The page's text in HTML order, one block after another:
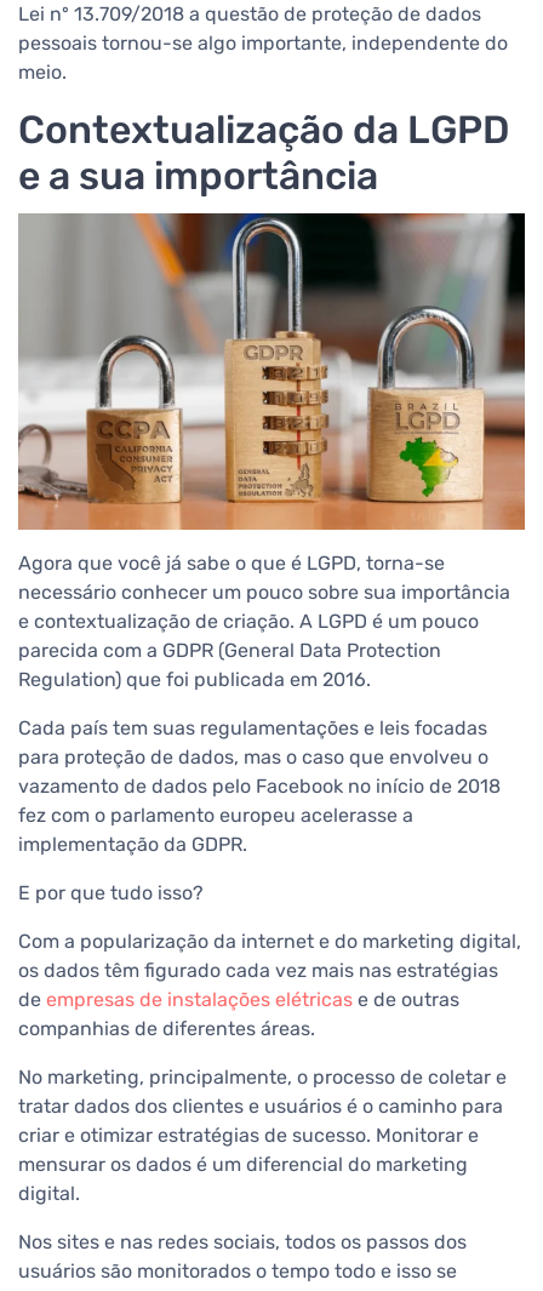
Lei nº 13.709/2018 a questão de proteção de dados
pessoais tornou-se algo importante, independente do
meio.
Contextualização da LGPD
e a sua importância
Agora que você já sabe o que é LGPD, torna-se
necessário conhecer um pouco sobre sua importância
e contextualização de criação. A LGPD é um pouco
parecida com a GDPR (General Data Protection
Regulation) que foi publicada em 2016.
Cada país tem suas regulamentações e leis focadas
para proteção de dados, mas o caso que envolveu o
vazamento de dados pelo Facebook no início de 2018
fez com o parlamento europeu acelerasse a
implementação da GDPR.
E por que tudo isso?
Com a popularização da internet e do marketing digital,
os dados têm figurado cada vez mais nas estratégias
de empresas de instalações elétricas e de outras
companhias de diferentes áreas.
No marketing, principalmente, o processo de coletar e
tratar dados dos clientes e usuários é o caminho para
criar e otimizar estratégias de sucesso. Monitorar e
mensurar os dados é um diferencial do marketing
digital.
Nos sites e nas redes sociais, todos os passos dos
usuários são monitorados o tempo todo e isso se